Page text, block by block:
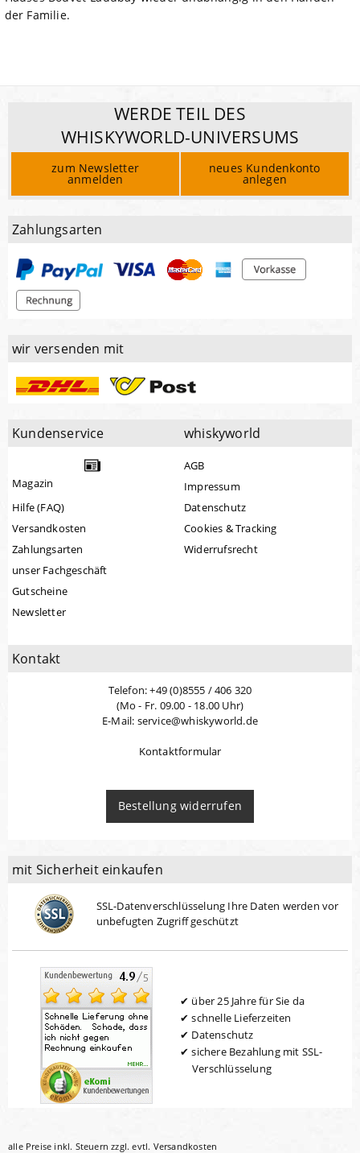
der Familie.
WERDE TEIL DES
WHISKYWORLD-UNIVERSUMS
zum Newsletter
anmelden
neues Kundenkonto
anlegen
Zahlungsarten
wir versenden mit
Kundenservice
Magazin
Hilfe (FAQ)
Versandkosten
Zahlungsarten
unser Fachgeschäft
Gutscheine
Newsletter
whiskyworld
AGB
Impressum
Datenschutz
Cookies & Tracking
Widerrufsrecht
Kontakt
Telefon: +49 (0)8555 / 406 320
(Mo - Fr. 09.00 - 18.00 Uhr)
E-Mail: service@whiskyworld.de
Kontaktformular
Bestellung widerrufen
mit Sicherheit einkaufen
SSL-Datenverschlüsselung Ihre Daten werden vor
unbefugten Zugriff geschützt
über 25 Jahre für Sie da
schnelle Lieferzeiten
Datenschutz
sichere Bezahlung mit SSL-
Verschlüsselung
alle Preise inkl. Steuern zzgl. evtl. Versandkosten